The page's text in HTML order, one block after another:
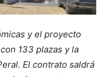
y el proyecto
133 plazas y la
El contrato saldrá